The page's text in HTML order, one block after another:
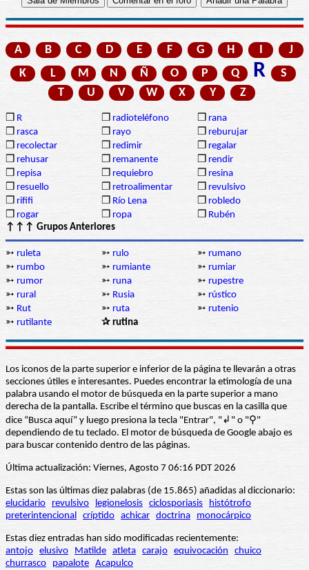
A B C D E F G H I
J
K
L M N Ñ O P Q R
S
T
U V W X Y Z
❒ R ❒ radioteléfono ❒ rana
❒ rasca ❒ rayo ❒ reburujar
❒ recolectar ❒ redimir ❒ regalar
❒ rehusar ❒ remanente ❒ rendir
❒ repisa ❒ requiebro ❒ resina
❒ resuello ❒ retroalimentar ❒ revulsivo
❒ rififi ❒ Río Lena ❒ robledo
❒ rogar ❒ ropa ❒ Rubén
↑↑↑ Grupos Anteriores
➳ ruleta ➳ rulo ➳ rumano
➳ rumbo ➳ rumiante ➳ rumiar
➳ rumor ➳ runa ➳ rupestre
➳ rural ➳ Rusia ➳ rústico
➳ Rut ➳ ruta ➳ rutenio
➳ rutilante ✰ rutina
Los iconos de la parte superior e inferior de la página te llevarán a otras
secciones útiles e interesantes. Puedes encontrar la etimología de una
palabra usando el motor de búsqueda en la parte superior a mano
derecha de la pantalla. Escribe el término que buscas en la casilla que
dice “Busca aquí” y luego presiona la tecla "Entrar", "↲" o "⚲"
dependiendo de tu teclado. El motor de búsqueda de Google abajo es
para buscar contenido dentro de las páginas.
Última actualización: Viernes, Agosto 7 06:16 PDT 2026
Estas son las últimas diez palabras (de 15.865) añadidas al diccionario:
elucidario
revulsivo legionelosis ciclosporiasis
histótrofo
preterintencional críptido achicar doctrina monocárpico
Estas diez entradas han sido modificadas recientemente:
antojo elusivo Matilde atleta carajo equivocación
chuico
churrasco
papalote Acapulco